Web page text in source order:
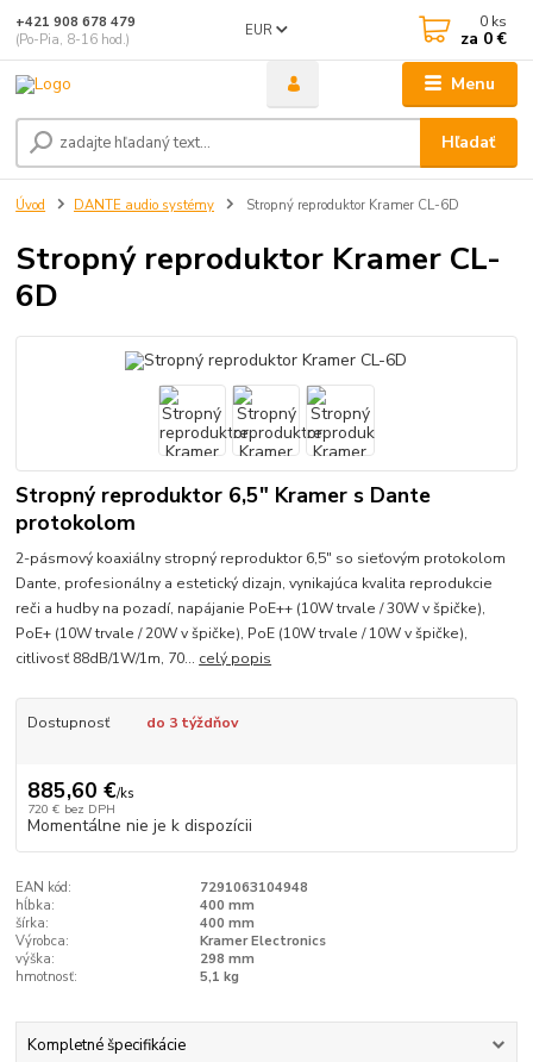
Menu
EUR
Hľadať
+421 908 678 479
(Po-Pia, 8-16 hod.)
0 ks
za 0 €
Úvod DANTE audio systémy Stropný reproduktor Kramer CL-6D
Stropný reproduktor Kramer CL-
6D
Stropný reproduktor 6,5" Kramer s Dante
protokolom
2-pásmový koaxiálny stropný reproduktor 6,5" so sieťovým protokolom
Dante, profesionálny a estetický dizajn, vynikajúca kvalita reprodukcie
reči a hudby na pozadí, napájanie PoE++ (10W trvale / 30W v špičke),
PoE+ (10W trvale / 20W v špičke), PoE (10W trvale / 10W v špičke),
citlivosť 88dB/1W/1m, 70... celý popis
Dostupnosť do 3 týždňov
885,60 €/ks
720 € bez DPH
Momentálne nie je k dispozícii
EAN kód:
7291063104948
hĺbka:
400 mm
šírka:
400 mm
Výrobca:
Kramer Electronics
výška:
298 mm
hmotnosť:
5,1 kg
Kompletné špecifikácie